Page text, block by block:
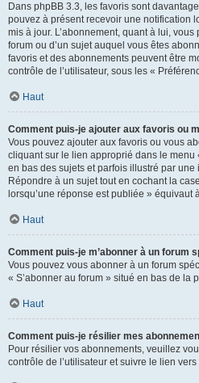
Dans phpBB 3.3, les favoris sont
pouvez à présent recevoir une notification
mis à jour. L’abonnement, quant à lui,
forum ou d’un sujet auquel vous êtes
favoris et des abonnements peuvent être
contrôle de l’utilisateur, sous les «
Haut
Comment puis-je ajouter aux favoris ou
Vous pouvez ajouter aux favoris ou vous
cliquant sur le lien approprié dans le menu
en bas des sujets et parfois illustré par une
Répondre à un sujet tout en cochant la
lorsqu’une réponse est publiée » équivaut
Haut
Comment puis-je m’abonner à un forum
Vous pouvez vous abonner à un forum
« S’abonner au forum » situé en bas de la
Haut
Comment puis-je résilier mes
Pour résilier vos abonnements, veuillez
contrôle de l’utilisateur et suivre le lien